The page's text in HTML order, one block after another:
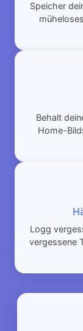
Speicher
Behalt
Home-
Logg
vergessene